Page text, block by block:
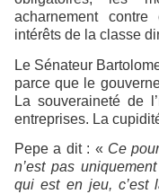
acharnement
intérêts de la classe
Le Sénateur
parce que le
La souveraineté de
entreprises. La
Pepe a dit : « Ce
n’est pas
qui est en jeu, c’est